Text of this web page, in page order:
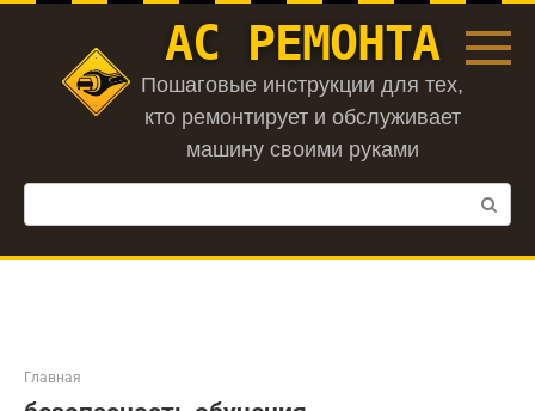
Перейти
АС РЕМОНТА
Пошаговые инструкции для тех,
кто ремонтирует и обслуживает
машину своими руками
Поиск:
Главная